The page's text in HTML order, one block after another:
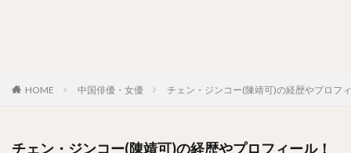
HOME 中国俳優・女優 チェン・ジンコー(陳靖可)の経歴やプロフ
チェン・ジンコー(陳靖可)の経歴やプロフィール！